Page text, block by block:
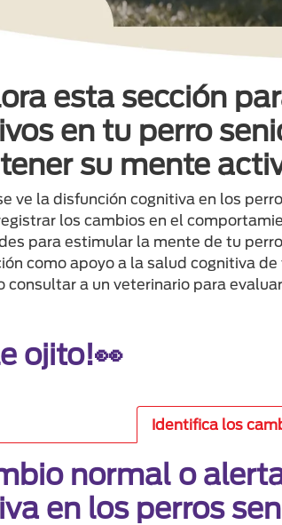
esta sección
en tu perro
su mente
ve la disfunción cognitiva en los
los cambios en el
para estimular la mente de tu
como apoyo a la salud cognitiva de
consultar a un veterinario para
ojito!👀
Identifica los
normal o
en los perros